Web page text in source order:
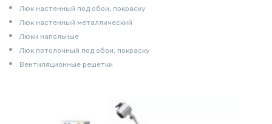
Люк настенный под обои, покраску
Люк настенный металлический
Люки напольные
Люк потолочный под обои, покраску
Вентиляционные решетки